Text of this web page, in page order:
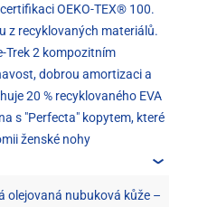
OEKO-TEX® 100.
z recyklovaných materiálů.
Trek 2 kompozitním
dobrou amortizaci a
20 % recyklovaného EVA
s "Perfecta" kopytem, které
ženské nohy
olejovaná nubuková kůže –